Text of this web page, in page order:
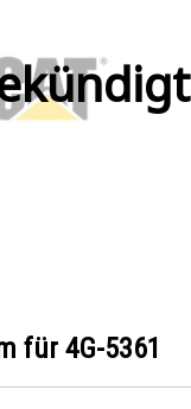
für 4G-5361